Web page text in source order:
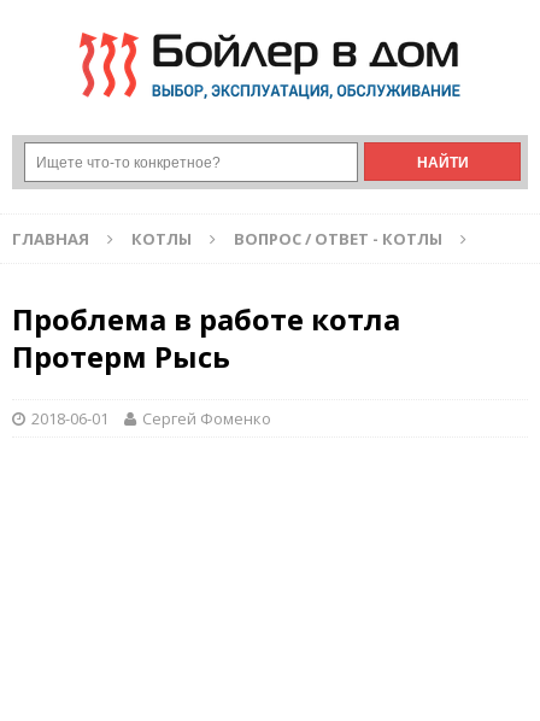
ГЛАВНАЯ КОТЛЫ ВОПРОС / ОТВЕТ - КОТЛЫ
Проблема в работе котла
Протерм Рысь
2018-06-01 Сергей Фоменко